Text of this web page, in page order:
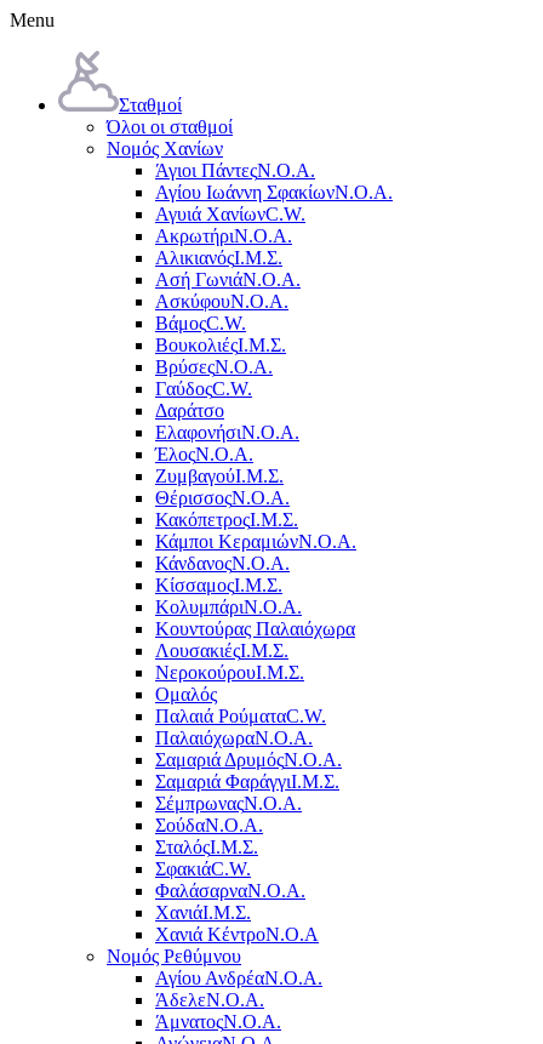
Menu
Σταθμοί
Όλοι οι σταθμοί
Νομός Χανίων
Άγιοι ΠάντεςΝ.Ο.Α.
Αγίου Ιωάννη ΣφακίωνΝ.Ο.Α.
Αγυιά ΧανίωνC.W.
ΑκρωτήριΝ.Ο.Α.
ΑλικιανόςΙ.Μ.Σ.
Ασή ΓωνιάΝ.Ο.Α.
ΑσκύφουΝ.Ο.Α.
ΒάμοςC.W.
ΒουκολιέςΙ.Μ.Σ.
ΒρύσεςΝ.Ο.Α.
ΓαύδοςC.W.
Δαράτσο
ΕλαφονήσιΝ.Ο.Α.
ΈλοςΝ.Ο.Α.
ΖυμβαγούΙ.Μ.Σ.
ΘέρισσοςΝ.Ο.Α.
ΚακόπετροςΙ.Μ.Σ.
Κάμποι ΚεραμιώνΝ.Ο.Α.
ΚάνδανοςΝ.Ο.Α.
ΚίσσαμοςΙ.Μ.Σ.
ΚολυμπάριΝ.Ο.Α.
Κουντούρας Παλαιόχωρα
ΛουσακιέςΙ.Μ.Σ.
ΝεροκούρουΙ.Μ.Σ.
Ομαλός
Παλαιά ΡούματαC.W.
ΠαλαιόχωραΝ.Ο.Α.
Σαμαριά ΔρυμόςΝ.Ο.Α.
Σαμαριά ΦαράγγιΙ.Μ.Σ.
ΣέμπρωναςΝ.Ο.Α.
ΣούδαΝ.Ο.Α.
ΣταλόςΙ.Μ.Σ.
ΣφακιάC.W.
ΦαλάσαρναΝ.Ο.Α.
ΧανιάΙ.Μ.Σ.
Χανιά ΚέντροN.O.A
Νομός Ρεθύμνου
Αγίου ΑνδρέαΝ.Ο.Α.
ΆδελεΝ.Ο.Α.
ΆμνατοςΝ.Ο.Α.